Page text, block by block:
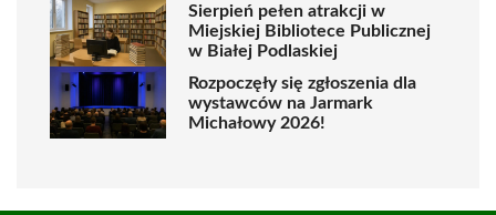
Sierpień pełen atrakcji w
Miejskiej Bibliotece Publicznej
w Białej Podlaskiej
Rozpoczęły się zgłoszenia dla
wystawców na Jarmark
Michałowy 2026!